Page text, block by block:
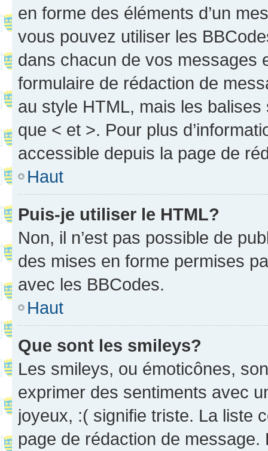
en forme des éléments d’un
vous pouvez utiliser les
dans chacun de vos messages
formulaire de rédaction de
au style HTML, mais les
que < et >. Pour plus
accessible depuis la page de
Haut
Puis-je utiliser le HTML?
Non, il n’est pas possible de
des mises en forme permises
avec les BBCodes.
Haut
Que sont les smileys?
Les smileys, ou émoticônes,
exprimer des sentiments avec
joyeux, :( signifie triste. La liste
page de rédaction de